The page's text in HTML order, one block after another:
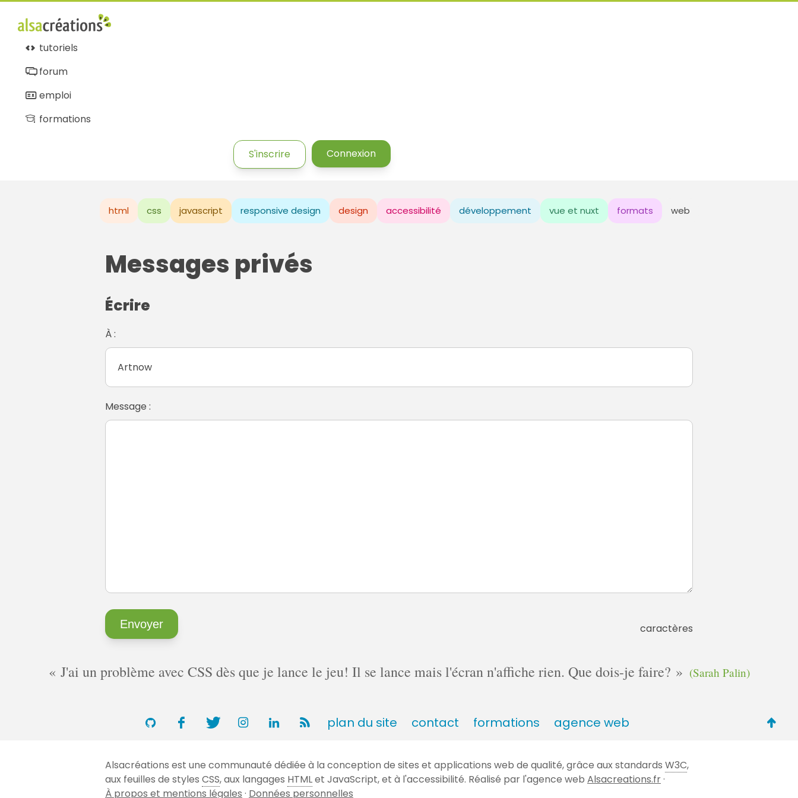
tutoriels
forum
emploi
formations
S'inscrire Connexion
html css javascript responsive design design accessibilité développement vue et nuxt formats web
Messages privés
Écrire
À :
Message :
caractères
J'ai un problème avec CSS dès que je lance le jeu! Il se lance mais l'écran n'affiche rien. Que dois-je faire? (Sarah Palin)
plan du site contact formations agence web
Alsacréations est une communauté dédiée à la conception de sites et applications web de qualité, grâce aux standards W3C,
aux feuilles de styles CSS, aux langages HTMLet JavaScript, et à l'accessibilité. Réalisé par l'agence web Alsacreations.fr·
À propos et mentions légales · Données personnelles